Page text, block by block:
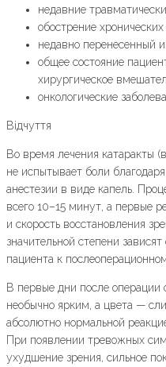
недавние
обострение
недавно перенесенный
общее состояние
хирургическое
онкологические
Відчуття
Во время лечения катаракты
не испытывает боли
анестезии в виде капель.
всего 10–15 минут, а первые
и скорость восстановления
значительной степени
пациента к
В первые дни после
необычно ярким, а цвета —
абсолютно нормальной
При появлении тревожных
ухудшение зрения, сильное